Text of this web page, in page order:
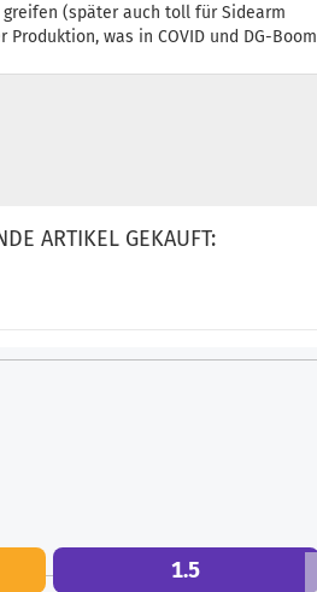
(später auch toll für Sidearm
was in COVID und DG-Boom
ARTIKEL GEKAUFT:
1.5